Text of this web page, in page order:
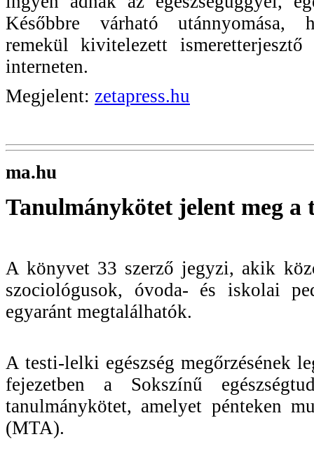
Későbbre várható
remekül kivitelezett
interneten.
Megjelent: zetapress.hu
ma.hu
Tanulmánykötet jelent meg a
A könyvet 33 szerző jegyzi, akik
szociológusok, óvoda- és iskolai
egyaránt megtalálhatók.
A testi-lelki egészség megőrzésének
fejezetben a Sokszínű
tanulmánykötet, amelyet pénteken
(MTA).